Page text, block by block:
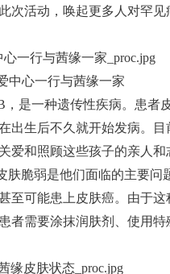
次活动，唤起更多人对罕见
中心一行与茜缘一家
是一种遗传性疾病。患者
出生后不久就开始发病。
爱和照顾这些孩子的亲人
肤脆弱是他们面临的主要问
至可能患上皮肤癌。由于
者需要涂抹润肤剂、使用特